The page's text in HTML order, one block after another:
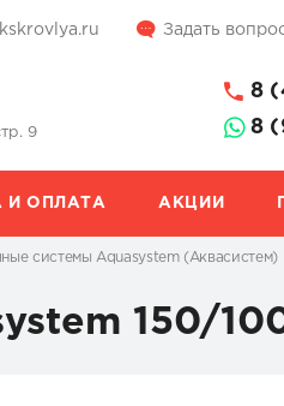
Задать
9
8
8
И ОПЛАТА АКЦИИ
системы Aquasystem (Аквасистем)
150/